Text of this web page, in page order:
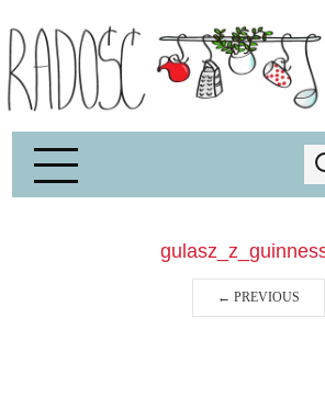
Radość Jedzenia – blog kulinarny
← PREVIOUS